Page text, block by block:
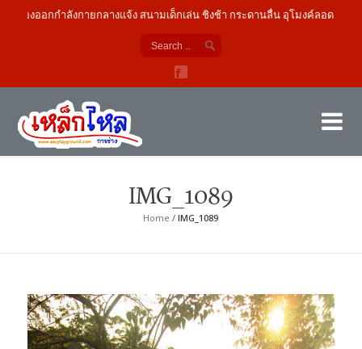
รื่องออกกำลังกายกลางแจ้ง สนามเด็กเล่น ชิงช้า กระดานลื่น อุโมงค์ลอด
IMG_1089
Home /IMG_1089